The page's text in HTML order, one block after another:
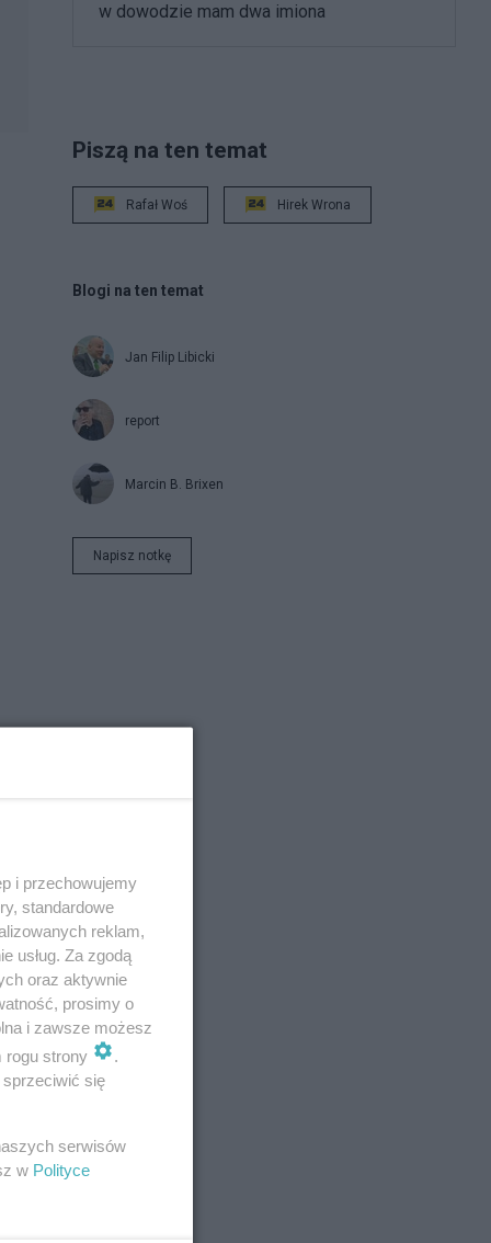
w dowodzie mam dwa imiona
Piszą na ten temat
Rafał Woś Hirek Wrona
Blogi na ten temat
Jan Filip Libicki
report
Marcin B. Brixen
Napisz notkę
i przechowujemy
standardowe
reklam,
usług. Za zgodą
oraz aktywnie
prosimy o
i zawsze możesz
rogu strony
.
się
serwisów
w Polityce